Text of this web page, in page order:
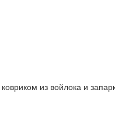
из войлока и